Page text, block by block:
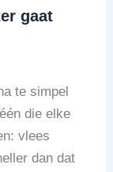
gaat
te simpel
die elke
vlees
dan dat